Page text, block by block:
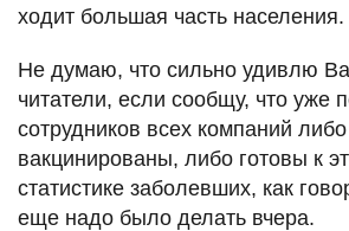
ходит большая часть населения.
Не думаю, что сильно удивлю
читатели, если сообщу, что уже
сотрудников всех компаний либо
вакцинированы, либо готовы к
статистике заболевших, как
еще надо было делать вчера.